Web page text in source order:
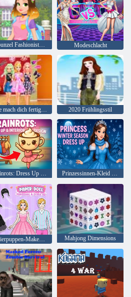
Rapunzel Fashionista auf dem Sprung Modeschlacht
Ellie mach dich fertig mit mir 2 2020 Frühlingsstil
Brainrots: Dress Up & Interior Design Prinzessinnen-Kleid für die Wintersaison
Papierpuppen-Makeover und-Verkleidung Mahjong Dimensions